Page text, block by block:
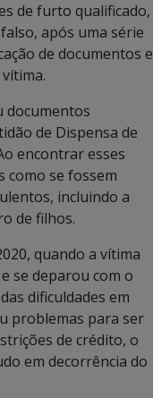
de furto qualificado,
após uma série
de documentos e
documentos
de Dispensa de
encontrar esses
como se fossem
incluindo a
de filhos.
quando a vítima
se deparou com o
dificuldades em
problemas para ser
de crédito, o
em decorrência do